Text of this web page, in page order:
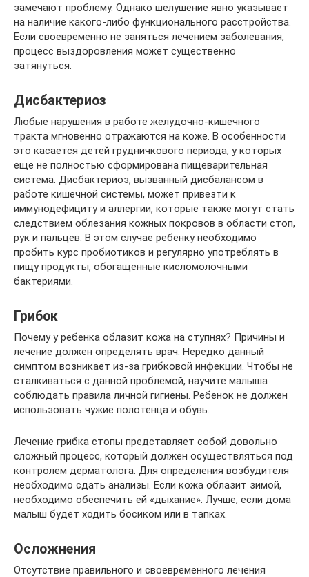
замечают проблему. Однако шелушение явно указывает
на наличие какого-либо функционального расстройства.
Если своевременно не заняться лечением заболевания,
процесс выздоровления может существенно
затянуться.
Дисбактериоз
Любые нарушения в работе желудочно-кишечного
тракта мгновенно отражаются на коже. В особенности
это касается детей грудничкового периода, у которых
еще не полностью сформирована пищеварительная
система. Дисбактериоз, вызванный дисбалансом в
работе кишечной системы, может привезти к
иммунодефициту и аллергии, которые также могут стать
следствием облезания кожных покровов в области стоп,
рук и пальцев. В этом случае ребенку необходимо
пробить курс пробиотиков и регулярно употреблять в
пищу продукты, обогащенные кисломолочными
бактериями.
Грибок
Почему у ребенка облазит кожа на ступнях? Причины и
лечение должен определять врач. Нередко данный
симптом возникает из-за грибковой инфекции. Чтобы не
сталкиваться с данной проблемой, научите малыша
соблюдать правила личной гигиены. Ребенок не должен
использовать чужие полотенца и обувь.
Лечение грибка стопы представляет собой довольно
сложный процесс, который должен осуществляться под
контролем дерматолога. Для определения возбудителя
необходимо сдать анализы. Если кожа облазит зимой,
необходимо обеспечить ей «дыхание». Лучше, если дома
малыш будет ходить босиком или в тапках.
Осложнения
Отсутствие правильного и своевременного лечения